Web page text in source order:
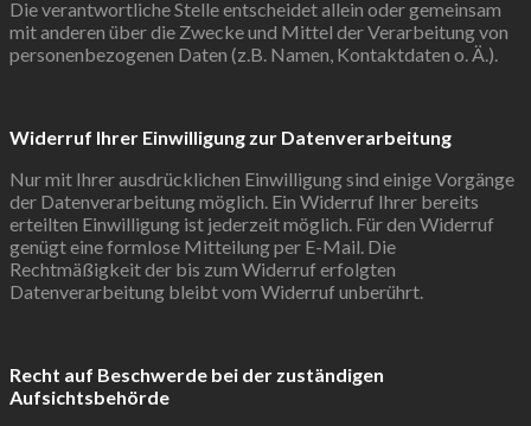
Die verantwortliche Stelle entscheidet allein oder gemeinsam
mit anderen über die Zwecke und Mittel der Verarbeitung von
personenbezogenen Daten (z.B. Namen, Kontaktdaten o. Ä.).
Widerruf Ihrer Einwilligung zur Datenverarbeitung
Nur mit Ihrer ausdrücklichen Einwilligung sind einige Vorgänge
der Datenverarbeitung möglich. Ein Widerruf Ihrer bereits
erteilten Einwilligung ist jederzeit möglich. Für den Widerruf
genügt eine formlose Mitteilung per E-Mail. Die
Rechtmäßigkeit der bis zum Widerruf erfolgten
Datenverarbeitung bleibt vom Widerruf unberührt.
Recht auf Beschwerde bei der zuständigen
Aufsichtsbehörde